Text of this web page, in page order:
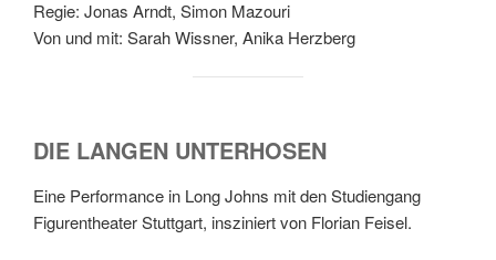
Regie: Jonas Arndt, Simon Mazouri
Von und mit: Sarah Wissner, Anika Herzberg
DIE LANGEN UNTERHOSEN
Eine Performance in Long Johns mit den Studiengang
Figurentheater Stuttgart, insziniert von Florian Feisel.